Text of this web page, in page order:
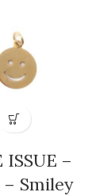
ISSUE –
– Smiley